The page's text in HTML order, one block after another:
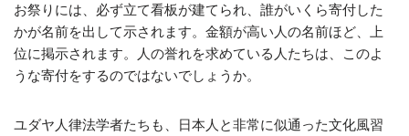
お祭りには、必ず立て看板が建てられ、誰がいくら寄付した
かが名前を出して示されます。金額が高い人の名前ほど、上
位に掲示されます。人の誉れを求めている人たちは、このよ
うな寄付をするのではないでしょうか。
ユダヤ人律法学者たちも、日本人と非常に似通った文化風習